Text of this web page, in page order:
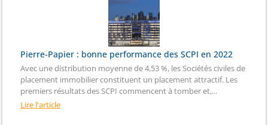
Pierre-Papier : bonne performance des SCPI en 2022
Avec une distribution moyenne de 4,53 %, les Sociétés civiles de
placement immobilier constituent un placement attractif. Les
premiers résultats des SCPI commencent à tomber et,...
Lire l'article